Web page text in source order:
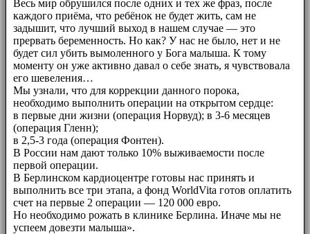
Весь мир обрушился после одних и тех же фраз, после
каждого приёма, что ребёнок не будет жить, сам не
задышит, что лучший выход в нашем случае — это
прервать беременность. Но как? У нас не было, нет и не
будет сил убить вымоленного у Бога малыша. К тому
моменту он уже активно давал о себе знать, я чувствовала
его шевеления…
Мы узнали, что для коррекции данного порока,
необходимо выполнить операции на открытом сердце:
в первые дни жизни (операция Норвуд); в 3-6 месяцев
(операция Гленн);
в 2,5-3 года (операция Фонтен).
В России нам дают только 10% выживаемости после
первой операции.
В Берлинском кардиоцентре готовы нас принять и
выполнить все три этапа, а фонд WorldVita готов оплатить
счет на первые 2 операции — 120 000 евро.
Но необходимо рожать в клинике Берлина. Иначе мы не
успеем довезти малыша».